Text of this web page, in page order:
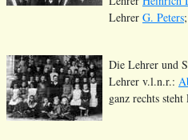
Lehrer G. Peters
Die Lehrer und
Lehrer v.l.n.r.:
ganz rechts